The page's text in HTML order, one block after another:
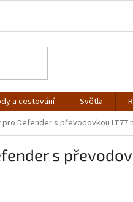
a cestování Světla
Defender s převodovkou LT77
s